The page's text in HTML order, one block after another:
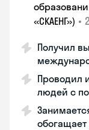
«СКАЕНГ») •
Получил
Проводил
людей с
обогащает